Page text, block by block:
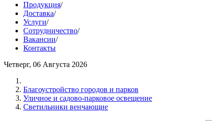
Продукция/
Доставка/
Услуги/
Сотрудничество/
Вакансии/
Контакты
Четверг, 06 Августа 2026
Благоустройство городов и парков
Уличное и садово-парковое освещение
Светильники венчающие